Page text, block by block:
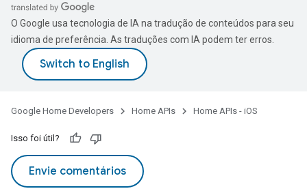
O Google usa tecnologia de IA na tradução de conteúdos para seu
idioma de preferência. As traduções com IA podem ter erros.
Google Home Developers Home APIs Home APIs - iOS
Isso foi útil?
Envie comentários